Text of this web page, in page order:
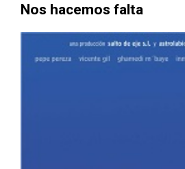
Nos hacemos falta